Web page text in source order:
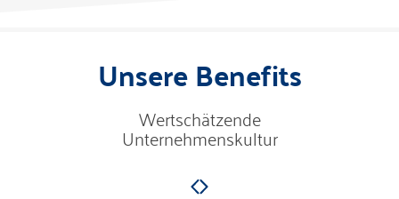
Unsere Benefits
Wertschätzende
Unternehmenskultur